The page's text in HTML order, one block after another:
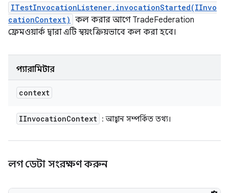
ITestInvocationListener.invocationStarted(IInvo
cationContext) কল করার আগে TradeFederation
ফ্রেমওয়ার্ক দ্বারা এটি স্বয়ংক্রিয়ভাবে কল করা হবে।
প্যারামিটার
context
IInvocationContext : আহ্বান সম্পর্কিত তথ্য।
লগ ডেটা সংরক্ষণ করুন